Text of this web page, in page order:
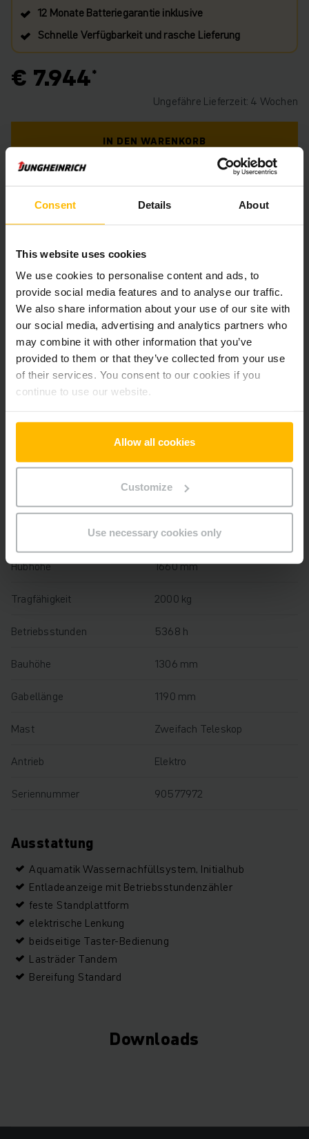
Consent Details About
This website uses cookies
We use cookies to personalise content and ads, to
provide social media features and to analyse our traffic.
We also share information about your use of our site with
our social media, advertising and analytics partners who
may combine it with other information that you’ve
provided to them or that they’ve collected from your use
of their services. You consent to our cookies if you
continue to use our website.
Allow all cookies
Customize
Use necessary cookies only
12 Monate Batteriegarantie inklusive
Schnelle Verfügbarkeit und rasche Lieferung
€ 7.944
Ungefähre Lieferzeit: 4 Wochen
IN DEN WARENKORB
Produktinformationen
Der folgende Abschnitt bietet eine umfassende
Zusammenfassung der technischen Spezifikationen und
Ausstattungen des Fahrzeugs.
Blei-Säure, 24 V / 375 Ah
Ladegerät Ja, 24 V / 60 A
2019
Hubhöhe 1660 mm
Tragfähigkeit 2000 kg
Betriebsstunden 5368 h
Bauhöhe 1306 mm
Gabellänge 1190 mm
Mast Zweifach Teleskop
Antrieb Elektro
Seriennummer 90577972
Ausstattung
Aquamatik Wassernachfüllsystem, Initialhub
Entladeanzeige mit Betriebsstundenzähler
feste Standplattform
elektrische Lenkung
beidseitige Taster-Bedienung
Lasträder Tandem
Bereifung Standard
Downloads